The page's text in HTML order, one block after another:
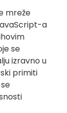
mreže
a
se
izravno u
primiti